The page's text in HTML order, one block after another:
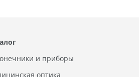
и приборы
оптика